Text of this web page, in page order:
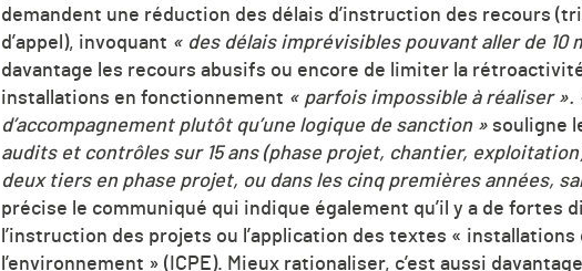
demandent une réduction des délais d’instruction des recours
d’appel), invoquant « des délais imprévisibles pouvant aller de 10
davantage les recours abusifs ou encore de limiter la
installations en fonctionnement « parfois impossible à réaliser».
d’accompagnement plutôt qu’une logique de sanction » souligne
audits et contrôles sur 15 ans (phase projet, chantier,
deux tiers en phase projet, ou dans les cinq premières années,
précise le communiqué qui indique également qu’il y a de fortes
l’instruction des projets ou l’application des textes «
l’environnement » (ICPE). Mieux rationaliser, c’est aussi